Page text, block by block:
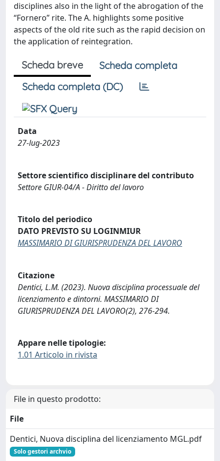
disciplines also in the light of the abrogation of the
“Fornero” rite. The A. highlights some positive
aspects of the old rite such as the rapid decision on
the application of reintegration.
Scheda breve
Scheda completa
Scheda completa (DC)
Data
27-lug-2023
Settore scientifico disciplinare del contributo
Settore GIUR-04/A - Diritto del lavoro
Titolo del periodico
DATO PREVISTO SU LOGINMIUR
MASSIMARIO DI GIURISPRUDENZA DEL LAVORO
Citazione
Dentici, L.M. (2023). Nuova disciplina processuale del
licenziamento e dintorni. MASSIMARIO DI
GIURISPRUDENZA DEL LAVORO(2), 276-294.
Appare nelle tipologie:
1.01 Articolo in rivista
File in questo prodotto:
File
Dentici, Nuova disciplina del licenziamento MGL.pdf
Solo gestori archvio